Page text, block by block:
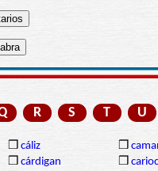
R S T U
❒ cáliz ❒
❒ cárdigan ❒